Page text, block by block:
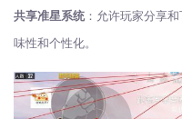
共享准星系统：允许玩家分享
味性和个性化。